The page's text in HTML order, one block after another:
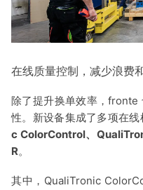
在线质量控制，减少浪费
除了提升换单效率，fronte
性。新设备集成了多项在
c ColorControl、QualiTro
R。
其中，QualiTronic